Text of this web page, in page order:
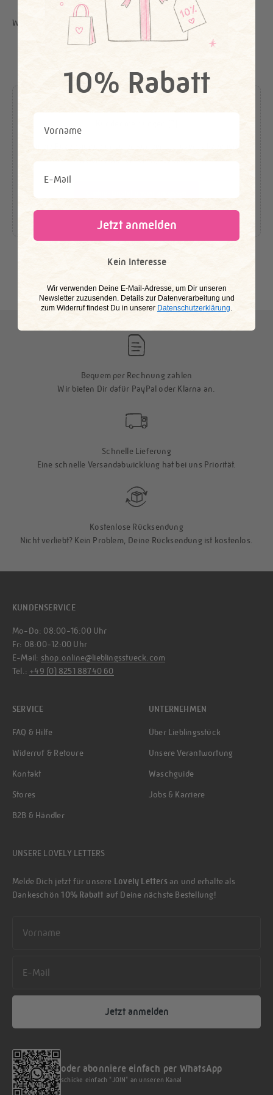
Weitere tolle Styles für dich
Sie bitte die
Targeting-Cookies
This is my happy place
Bequem per Rechnung zahlen
Wir bieten Dir dafür PayPal oder Klarna an.
Schnelle Lieferung
Eine schnelle Versandabwicklung hat bei uns Priorität.
Kostenlose Rücksendung
Nicht verliebt? Kein Problem, Deine Rücksendung ist kostenlos.
KUNDENSERVICE
Mo-Do: 08:00-16:00 Uhr
Fr: 08:00-12:00 Uhr
E-Mail: shop.online@lieblingsstueck.com
Tel.: +49 (0) 8251 88740 60
SERVICE
FAQ & Hilfe
Widerruf & Retoure
Kontakt
Stores
B2B & Händler
UNTERNEHMEN
Über Lieblingsstück
Unsere Verantwortung
Waschguide
Jobs & Karriere
UNSERE LOVELY LETTERS
Melde Dich jetzt für unsere Lovely Lettersan und erhalte als
Dankeschön10% Rabatt auf Deine nächste Bestellung!
Jetzt anmelden
oder abonniere einfach per WhatsApp
schicke einfach "JOIN" an unseren Kanal
10% Rabatt
First Name
Jetzt anmelden
Kein Interesse
​Wir verwenden Deine E-Mail-Adresse, um Dir unseren
Newsletter zuzusenden. Details zur Datenverarbeitung und
zum Widerruf findest Du in unserer Datenschutzerklärung